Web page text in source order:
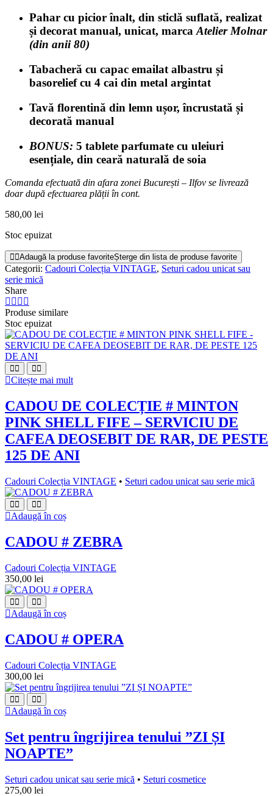
Pahar cu picior înalt, din sticlă suflată, realizat
și decorat manual, unicat, marcaAtelier Molnar
(din anii 80)
Tabacheră cu capac emailat albastru și
basorelief cu 4 cai din metal argintat
Tavă florentină din lemn ușor, încrustată și
decorată manual
BONUS: 5 tablete parfumate cu uleiuri
esențiale, din ceară naturală de soia
Comanda efectuată din afara zonei București – Ilfov se livrează
doar după efectuarea plății în cont.
580,00 lei
Stoc epuizat
Adaugă la produse favoriteȘterge din lista de produse favorite
Categorii: Cadouri Colecția VINTAGE, Seturi cadou unicat sau
serie mică
Share
Produse similare
Stoc epuizat
Citește mai mult
CADOU DE COLECȚIE # MINTON
PINK SHELL FIFE – SERVICIU DE
CAFEA DEOSEBIT DE RAR, DE PESTE
125 DE ANI
Cadouri Colecția VINTAGE • Seturi cadou unicat sau serie mică
Adaugă în coș
CADOU # ZEBRA
Cadouri Colecția VINTAGE
350,00 lei
Adaugă în coș
CADOU # OPERA
Cadouri Colecția VINTAGE
300,00 lei
Adaugă în coș
Set pentru îngrijirea tenului ”ZI ȘI
NOAPTE”
Seturi cadou unicat sau serie mică • Seturi cosmetice
275,00 lei